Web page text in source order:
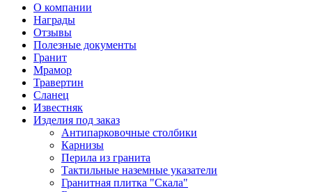
О компании
Награды
Отзывы
Полезные документы
Гранит
Мрамор
Травертин
Сланец
Известняк
Изделия под заказ
Антипарковочные столбики
Карнизы
Перила из гранита
Тактильные наземные указатели
Гранитная плитка "Скала"